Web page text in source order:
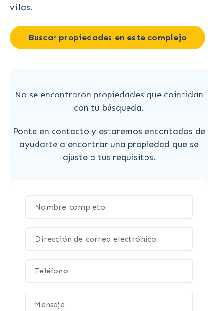
villas.
Buscar propiedades en este complejo
No se encontraron propiedades que coincidan
con tu búsqueda.
Ponte en contacto y estaremos encantados de
ayudarte a encontrar una propiedad que se
ajuste a tus requisitos.